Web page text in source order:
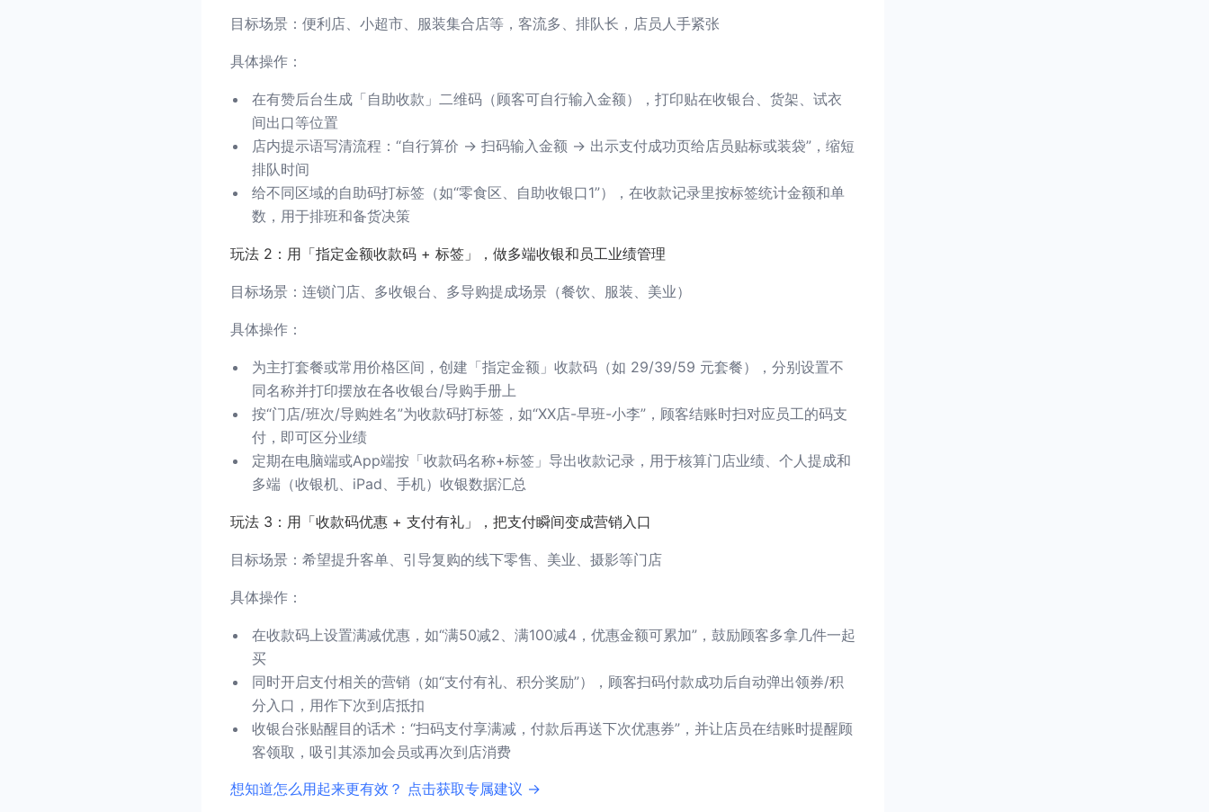
目标场景：便利店、小超市、服装集合店等，客流多、排队长，店员人手紧张
具体操作：
在有赞后台生成「自助收款」二维码（顾客可自行输入金额），打印贴在收银台、货架、试衣
间出口等位置
店内提示语写清流程：“自行算价 → 扫码输入金额 → 出示支付成功页给店员贴标或装袋”，缩短
排队时间
给不同区域的自助码打标签（如“零食区、自助收银口1”），在收款记录里按标签统计金额和单
数，用于排班和备货决策
玩法 2：用「指定金额收款码 + 标签」，做多端收银和员工业绩管理
目标场景：连锁门店、多收银台、多导购提成场景（餐饮、服装、美业）
具体操作：
为主打套餐或常用价格区间，创建「指定金额」收款码（如 29/39/59 元套餐），分别设置不
同名称并打印摆放在各收银台/导购手册上
按“门店/班次/导购姓名”为收款码打标签，如“XX店-早班-小李”，顾客结账时扫对应员工的码支
付，即可区分业绩
定期在电脑端或App端按「收款码名称+标签」导出收款记录，用于核算门店业绩、个人提成和
多端（收银机、iPad、手机）收银数据汇总
玩法 3：用「收款码优惠 + 支付有礼」，把支付瞬间变成营销入口
目标场景：希望提升客单、引导复购的线下零售、美业、摄影等门店
具体操作：
在收款码上设置满减优惠，如“满50减2、满100减4，优惠金额可累加”，鼓励顾客多拿几件一起
买
同时开启支付相关的营销（如“支付有礼、积分奖励”），顾客扫码付款成功后自动弹出领券/积
分入口，用作下次到店抵扣
收银台张贴醒目的话术：“扫码支付享满减，付款后再送下次优惠券”，并让店员在结账时提醒顾
客领取，吸引其添加会员或再次到店消费
想知道怎么用起来更有效？ 点击获取专属建议 →